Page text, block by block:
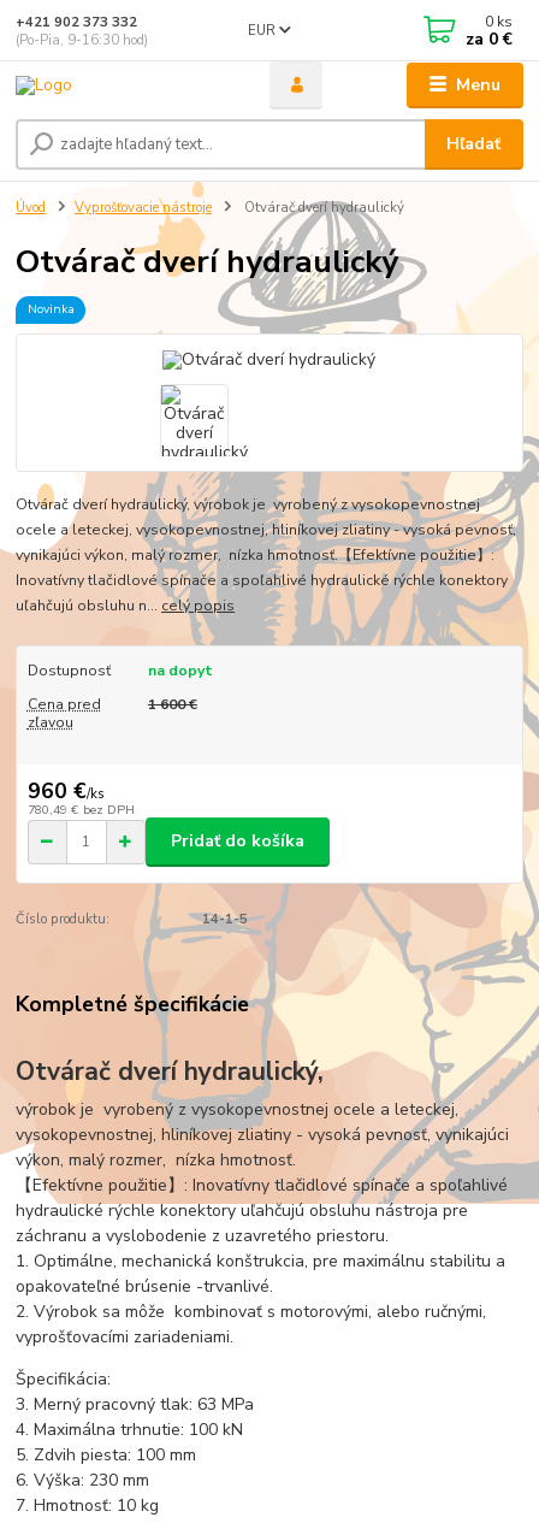
Menu
EUR
Hľadať
+421 902 373 332
(Po-Pia, 9-16:30 hod)
0 ks
za 0 €
Úvod Vyprošťovacie nástroje Otvárač dverí hydraulický
Otvárač dverí hydraulický
Novinka
Otvárač dverí hydraulický, výrobok je vyrobený z vysokopevnostnej
ocele a leteckej, vysokopevnostnej, hliníkovej zliatiny - vysoká pevnosť,
vynikajúci výkon, malý rozmer, nízka hmotnosť.【Efektívne použitie】:
Inovatívny tlačidlové spínače a spoľahlivé hydraulické rýchle konektory
uľahčujú obsluhu n... celý popis
Dostupnosť
na dopyt
Cena pred
zľavou
1 600 €
960 €/ks
780,49 € bez DPH
Pridať do košíka
Číslo produktu: 14-1-5
Kompletné špecifikácie
Otvárač dverí hydraulický,
výrobok je vyrobený z vysokopevnostnej ocele a leteckej,
vysokopevnostnej, hliníkovej zliatiny - vysoká pevnosť, vynikajúci
výkon, malý rozmer, nízka hmotnosť.
【Efektívne použitie】: Inovatívny tlačidlové spínače a spoľahlivé
hydraulické rýchle konektory uľahčujú obsluhu nástroja pre
záchranu a vyslobodenie z uzavretého priestoru.
1. Optimálne, mechanická konštrukcia, pre maximálnu stabilitu a
opakovateľné brúsenie -trvanlivé.
2. Výrobok sa môže kombinovať s motorovými, alebo ručnými,
vyprošťovacími zariadeniami.
Špecifikácia:
3. Merný pracovný tlak: 63 MPa
4. Maximálna trhnutie: 100 kN
5. Zdvih piesta: 100 mm
6. Výška: 230 mm
7. Hmotnosť: 10 kg